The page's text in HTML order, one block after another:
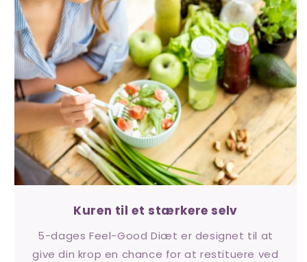
Kuren til et stærkere selv
5-dages Feel-Good Diæt er designet til at
give din krop en chance for at restituere ved